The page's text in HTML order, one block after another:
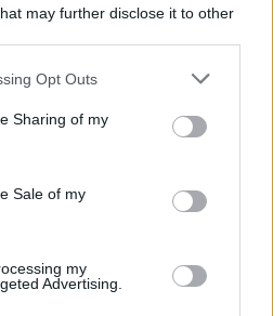
may further disclose it to other
Opt Outs
Sharing of my
Sale of my
my
Advertising.
енергија и која е вашата
направи посилен. Секој
тело е како градина, а
Со упорност, вера во себе
се на редакцијата
И МОРЕ ВО ЈУГОСЛАВИЈА...